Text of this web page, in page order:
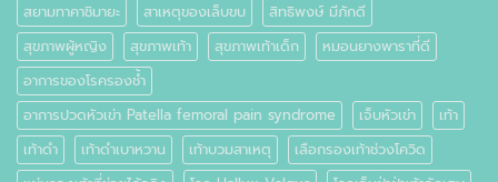
สยามทาคาชิมายะ
สาเหตุของเล็บขบ
สิทธิพงษ์ มีภักดี
สุขภาพผู้หญิง
สุขภาพเท้า สุขภาพเท้าเด็ก
หมอนยางพาราที่ดี
อาการของโรครองช้ำ
อาการปวดหัวเข่า Patella femoral pain syndrome
เจ็บหัวเข่า
เท้า
เท้าดำ
เท้าดำเบาหวาน เท้าบวมสาเหตุ
เลือกรองเท้าช่วงโควิด